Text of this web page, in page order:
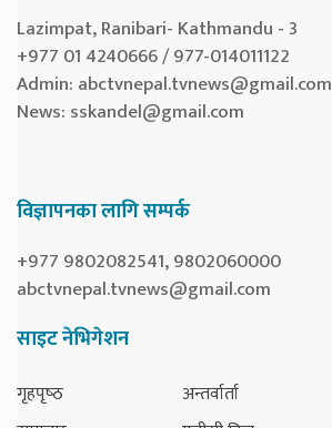
Lazimpat, Ranibari- Kathmandu - 3
+977 01 4240666 / 977-014011122
Admin: abctvnepal.tvnews@gmail.com
News: sskandel@gmail.com
विज्ञापनका लागि सम्पर्क
+977 9802082541, 9802060000
abctvnepal.tvnews@gmail.com
साइट नेभिगेशन
गृहपृष्‍ठ
अन्तर्वार्ता